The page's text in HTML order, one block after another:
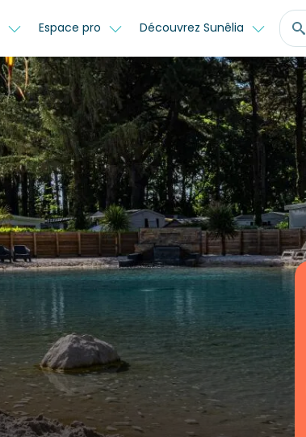
Espace pro Découvrez Sunêlia